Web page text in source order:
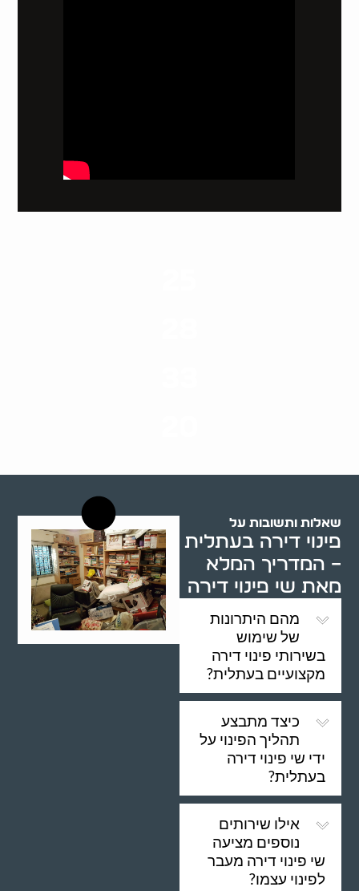
שאלות ותשובות על
פינוי דירה בעתלית
– המדריך המלא
מאת שי פינוי דירה
מהם היתרונות
של שימוש
בשירותי פינוי דירה
מקצועיים בעתלית?
כיצד מתבצע
תהליך הפינוי על
ידי שי פינוי דירה
בעתלית?
אילו שירותים
נוספים מציעה
שי פינוי דירה מעבר
לפינוי עצמו?